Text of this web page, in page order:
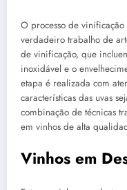
O processo de
verdadeiro trabalho de
de vinificação, que
inoxidável e o
etapa é realizada com
características das uvas
combinação de técnicas
em vinhos de alta
Vinhos em